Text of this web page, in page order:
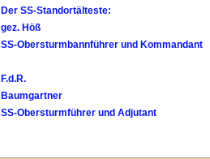
Der SS-Standortälteste:
gez. Höß
SS-Obersturmbannführer und Kommandant
F.d.R.
Baumgartner
SS-Obersturmführer und Adjutant